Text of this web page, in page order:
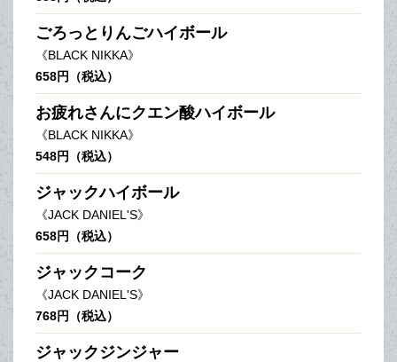
ごろっとりんごハイボール
《BLACK NIKKA》
658円（税込）
お疲れさんにクエン酸ハイボール
《BLACK NIKKA》
548円（税込）
ジャックハイボール
《JACK DANIEL'S》
658円（税込）
ジャックコーク
《JACK DANIEL'S》
768円（税込）
ジャックジンジャー